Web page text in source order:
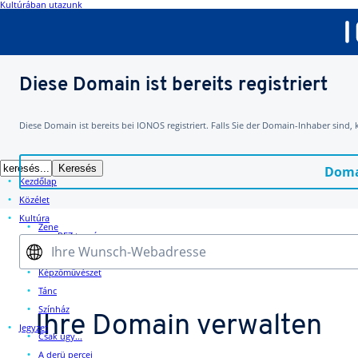
Kultúrában utazunk
Diese Domain ist bereits registriert
Diese Domain ist bereits bei IONOS registriert. Falls Sie der Domain-Inhaber
Ihre Wunsch-Webadresse
Ihre Domain verwalten
Kezdőlap
Közélet
Kultúra
Zene
PFZ turné
Irodalom
Képzőművészet
Tánc
Színház
Jegyzet
Csak úgy...
A derü percei